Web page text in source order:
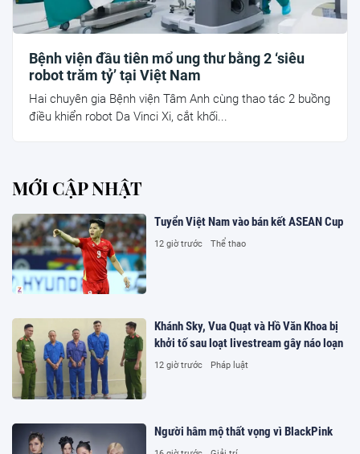
Bệnh viện đầu tiên mổ ung thư bằng 2 ‘siêu
robot trăm tỷ’ tại Việt Nam
Hai chuyên gia Bệnh viện Tâm Anh cùng thao tác 2 buồng
điều khiển robot Da Vinci Xi, cắt khối...
MỚI CẬP NHẬT
Tuyển Việt Nam vào bán kết ASEAN Cup
12 giờ trước Thể thao
Khánh Sky, Vua Quạt và Hồ Văn Khoa bị
khởi tố sau loạt livestream gây náo loạn
12 giờ trước Pháp luật
Người hâm mộ thất vọng vì BlackPink